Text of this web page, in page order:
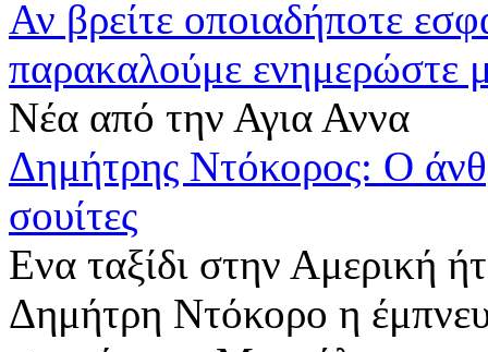
Αν βρείτε οποιαδήποτε
παρακαλούμε ενημερώστε
Νέα από την Αγια Αννα
Δημήτρης Ντόκορος: Ο
σουίτες
Ενα ταξίδι στην Αμερική
Δημήτρη Ντόκορο η